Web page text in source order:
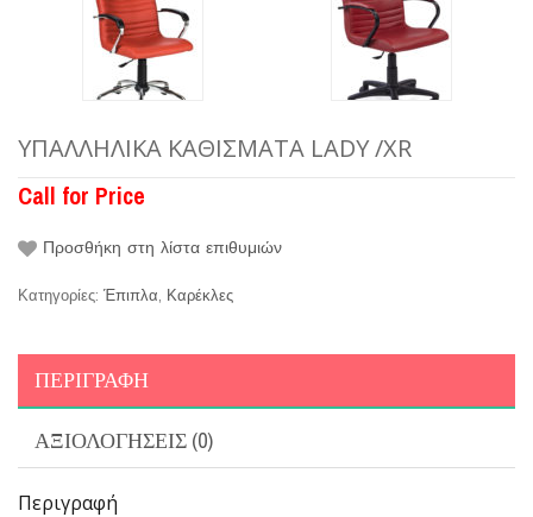
YΠΑΛΛΗΛΙΚΆ ΚΑΘΊΣΜΑΤΑ LADY /XR
Call for Price
Προσθήκη στη λίστα επιθυμιών
Κατηγορίες: Έπιπλα, Καρέκλες
ΠΕΡΙΓΡΑΦΉ
ΑΞΙΟΛΟΓΉΣΕΙΣ (0)
Περιγραφή